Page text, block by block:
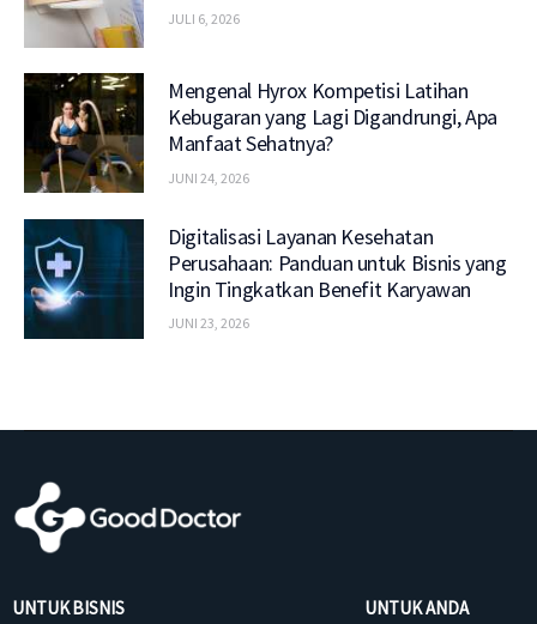
JULI 6, 2026
Mengenal Hyrox Kompetisi Latihan
Kebugaran yang Lagi Digandrungi, Apa
Manfaat Sehatnya?
JUNI 24, 2026
Digitalisasi Layanan Kesehatan
Perusahaan: Panduan untuk Bisnis yang
Ingin Tingkatkan Benefit Karyawan
JUNI 23, 2026
UNTUK BISNIS UNTUK ANDA